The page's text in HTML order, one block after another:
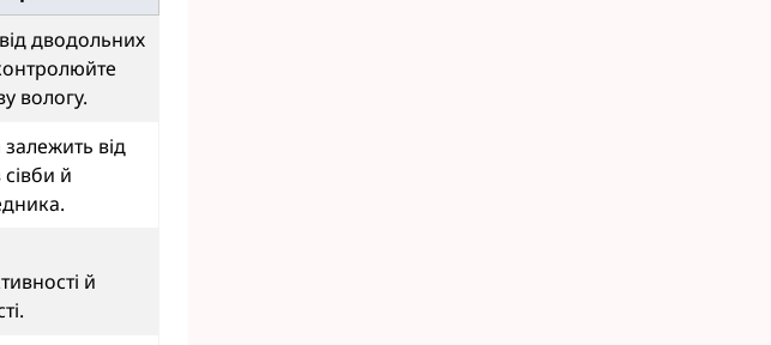
дводольних
вологу.
залежить від
сівби й
й